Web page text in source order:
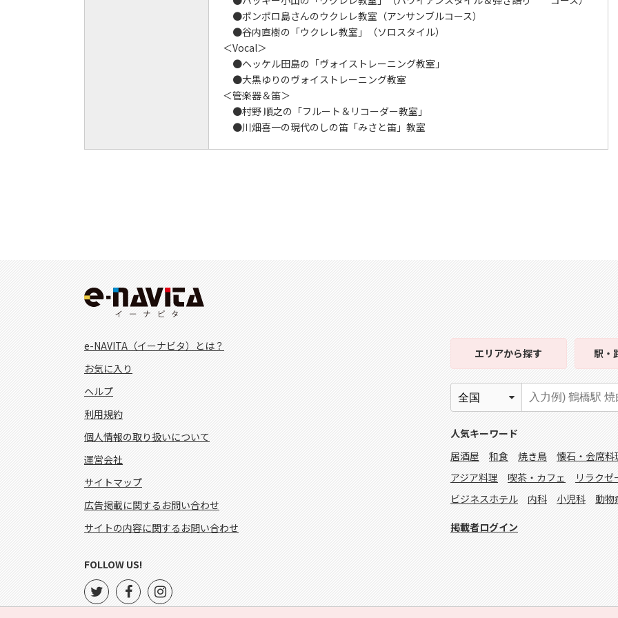
●ポンポロ島さんのウクレレ教室（アンサンブルコース）
●谷内直樹の「ウクレレ教室」（ソロスタイル）
＜Vocal＞
●ヘッケル田島の「ヴォイストレーニング教室」
●大黒ゆりのヴォイストレーニング教室
＜管楽器＆笛＞
●村野 順之の「フルート＆リコーダー教室」
●川畑喜一の現代のしの笛「みさと笛」教室
e-NAVITA（イーナビタ）とは？
お気に入り
ヘルプ
利用規約
個人情報の取り扱いについて
運営会社
サイトマップ
広告掲載に関するお問い合わせ
サイトの内容に関するお問い合わせ
エリアから探す 駅・
人気キーワード
居酒屋
和食 焼き鳥 懐石・会席料
アジア料理
喫茶・カフェ リラクゼ
ビジネスホテル
内科 小児科 動物
掲載者ログイン
FOLLOW US!